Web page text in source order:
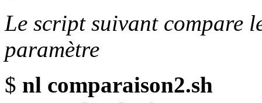
Le script suivant compare
paramètre
$ nl comparaison2.sh